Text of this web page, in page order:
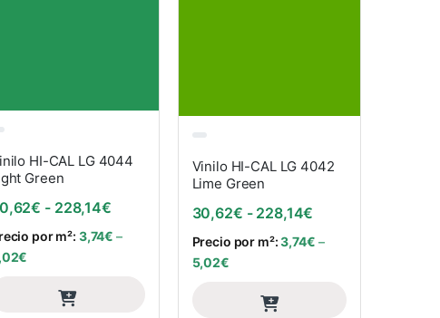
desde 30,62€ hasta 228,14€
HI-CAL LG 4044
Green
€ - 228,14€Rango de precios: desde 30,62€ hasta 228,14€
por m²: 3,74€ –
€
Vinilo HI-CAL LG 4042
Lime Green
30,62€ - 228,14€
Precio por m²:3,74€ –
5,02€